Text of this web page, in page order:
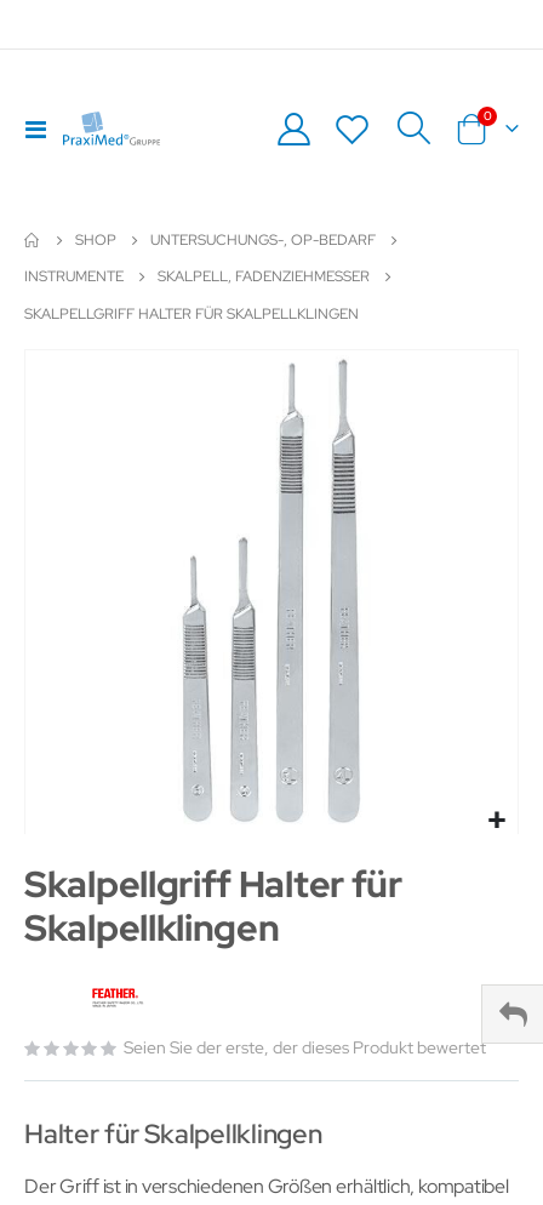
Navigation
umschalten
Warenkorb
0Artikel
SHOP
UNTERSUCHUNGS-, OP-BEDARF
INSTRUMENTE
SKALPELL, FADENZIEHMESSER
SKALPELLGRIFF HALTER FÜR SKALPELLKLINGEN
Skalpellgriff Halter für
Skalpellklingen
Seien Sie der erste, der dieses Produkt bewertet
Halter für Skalpellklingen
Der Griff ist in verschiedenen Größen erhältlich, kompatibel